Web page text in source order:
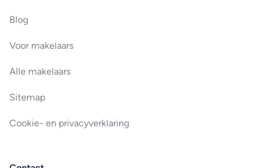
Blog
Voor makelaars
Alle makelaars
Sitemap
Cookie- en privacyverklaring